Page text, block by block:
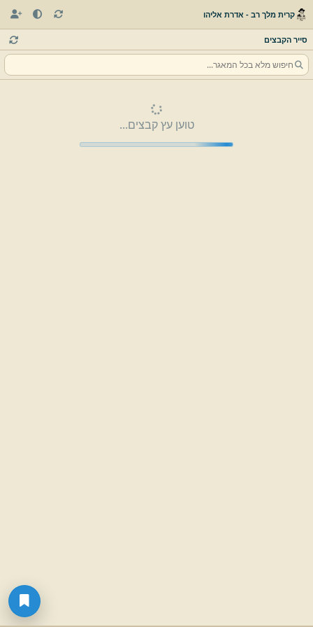
קרית מלך רב - אדרת אליהו
סייר הקבצים
טוען עץ קבצים...